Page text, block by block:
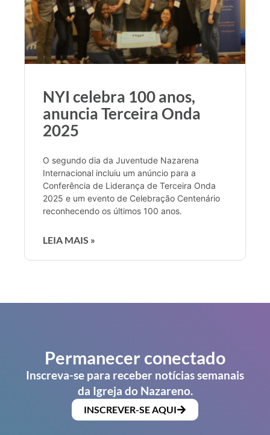
NYI celebra 100 anos,
anuncia Terceira Onda
2025
O segundo dia da Juventude Nazarena
Internacional incluiu um anúncio para a
Conferência de Liderança de Terceira Onda
2025 e um evento de Celebração Centenário
reconhecendo os últimos 100 anos.
LEIA MAIS »
Permanecer conectado
Inscreva-se para receber notícias semanais
da Igreja do Nazareno.
INSCREVER-SE AQUI